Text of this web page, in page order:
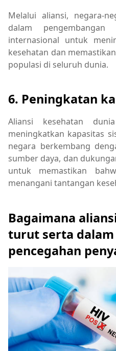
Melalui aliansi, negara-
dalam
internasional untuk
kesehatan dan
populasi di seluruh dunia.
6. Peningkatan
Aliansi kesehatan
meningkatkan kapasitas
negara berkembang
sumber daya, dan
untuk memastikan
menangani tantangan
Bagaimana
turut serta
pencegahan